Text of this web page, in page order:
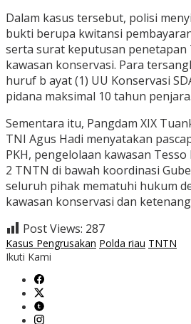
Dalam kasus tersebut, polisi
bukti berupa kwitansi
serta surat keputusan penetapan
kawasan konservasi. Para
huruf b ayat (1) UU Konservasi
pidana maksimal 10 tahun penjara.
Sementara itu, Pangdam XIX
TNI Agus Hadi menyatakan
PKH, pengelolaan kawasan
2 TNTN di bawah koordinasi
seluruh pihak mematuhi hukum
kawasan konservasi dan
Post Views: 287
Kasus Pengrusakan Polda riau TNTN
Ikuti Kami